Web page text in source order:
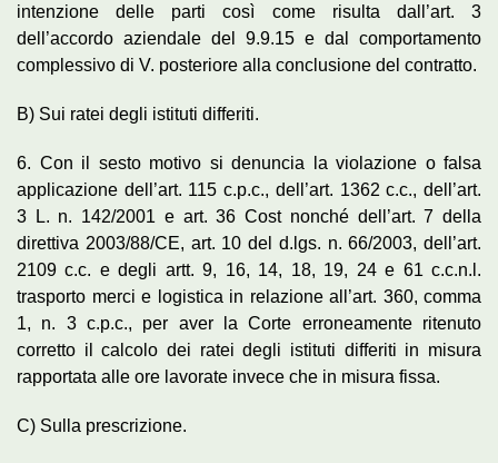
intenzione delle parti così come risulta dall’art. 3
dell’accordo aziendale del 9.9.15 e dal comportamento
complessivo di V. posteriore alla conclusione del contratto.
B) Sui ratei degli istituti differiti.
6. Con il sesto motivo si denuncia la violazione o falsa
applicazione dell’art. 115 c.p.c., dell’art. 1362 c.c., dell’art.
3 L. n. 142/2001 e art. 36 Cost nonché dell’art. 7 della
direttiva 2003/88/CE, art. 10 del d.lgs. n. 66/2003, dell’art.
2109 c.c. e degli artt. 9, 16, 14, 18, 19, 24 e 61 c.c.n.l.
trasporto merci e logistica in relazione all’art. 360, comma
1, n. 3 c.p.c., per aver la Corte erroneamente ritenuto
corretto il calcolo dei ratei degli istituti differiti in misura
rapportata alle ore lavorate invece che in misura fissa.
C) Sulla prescrizione.